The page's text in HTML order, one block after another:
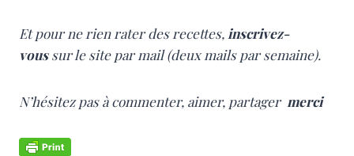
Et pour ne rien rater des recettes, inscrivez-
voussur le site par mail (deux mails par semaine).
N’hésitez pas à commenter, aimer, partager merci